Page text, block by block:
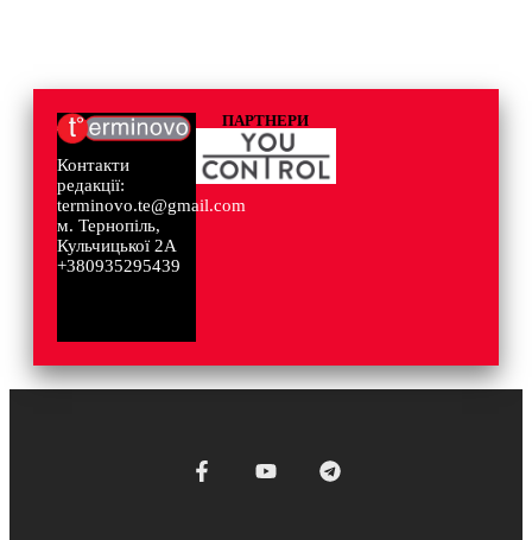
Контакти
редакції:
terminovo.te@gmail.com
м. Тернопіль,
Кульчицької 2А
+380935295439
ПАРТНЕРИ